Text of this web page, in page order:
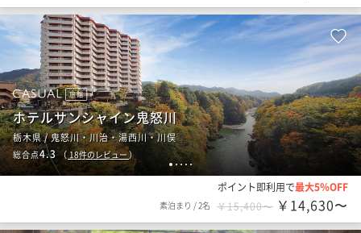
123 4 5
旅館
ホテルサンシャイン鬼怒川
栃木県 / 鬼怒川・川治・湯西川・川俣
総合点4.3（18件のレビュー）
ポイント即利用で最大5％OFF
素泊まり /2名 ￥15,400〜 ￥14,630〜